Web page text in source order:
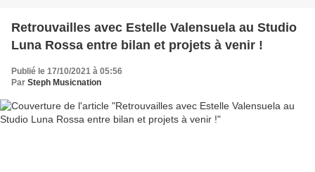
Retrouvailles avec Estelle Valensuela au Studio
Luna Rossa entre bilan et projets à venir !
Publié le 17/10/2021 à 05:56
Par Steph Musicnation